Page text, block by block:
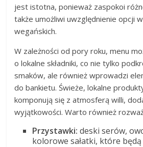
jest istotna, ponieważ zaspokoi
także umożliwi uwzględnienie opcji
wegańskich.
W zależności od pory roku, menu
o lokalne składniki, co nie tylko
smaków, ale również wprowadzi
do bankietu. Świeże, lokalne
komponują się z atmosferą willi,
wyjątkowości. Warto również
Przystawki: deski serów,
kolorowe sałatki, które